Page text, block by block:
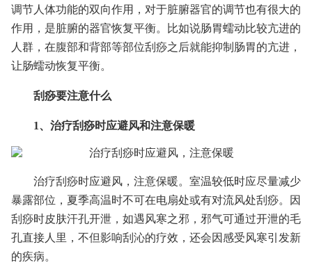
调节人体功能的双向作用，对于脏腑器官的调节也有很大的
作用，是脏腑的器官恢复平衡。比如说肠胃蠕动比较亢进的
人群，在腹部和背部等部位刮痧之后就能抑制肠胃的亢进，
让肠蠕动恢复平衡。
刮痧要注意什么
1、治疗刮痧时应避风和注意保暖
治疗刮痧时应避风，注意保暖。室温较低时应尽量减少
暴露部位，夏季高温时不可在电扇处或有对流风处刮痧。因
刮痧时皮肤汗孔开泄，如遇风寒之邪，邪气可通过开泄的毛
孔直接人里，不但影响刮沁的疗效，还会因感受风寒引发新
的疾病。